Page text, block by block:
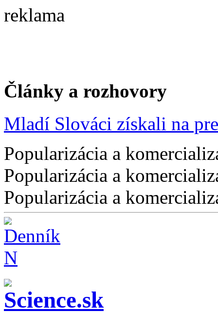
reklama
Články a rozhovory
Mladí Slováci získali na
Popularizácia a
Popularizácia a
Popularizácia a